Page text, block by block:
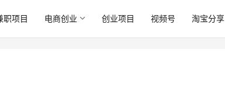
职项目 电商创业 创业项目 视频号 淘宝分享